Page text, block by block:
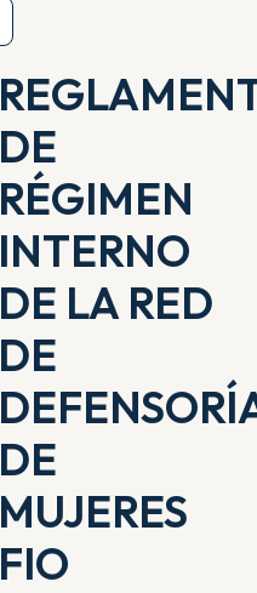
DE
RÉGIMEN
INTERNO
DE LA RED
DE
DE
MUJERES
FIO